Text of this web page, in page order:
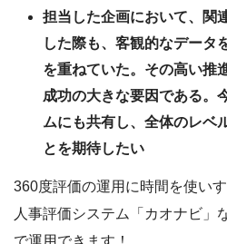
担当した企画において、関
した際も、客観的なデータ
を重ねていた。その高い推
成功の大きな要因である。
ムにも共有し、全体のレベ
とを期待したい
360度評価の運用に時間を使い
人事評価システム「カオナビ」
で運用できます！